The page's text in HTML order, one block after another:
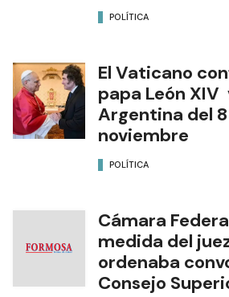
POLÍTICA
El Vaticano
papa León
Argentina del 8
noviembre
POLÍTICA
Cámara
medida del
ordenaba
Consejo